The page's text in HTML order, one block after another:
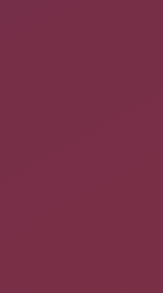
auxquels l'ordinateur
obtenir plus
sans fil sont
dessus des connexions
ON/OFF dans divers
;
retravaillé. Il
les options étant
onglet, car seules les
Les autres
;
intégré dans les